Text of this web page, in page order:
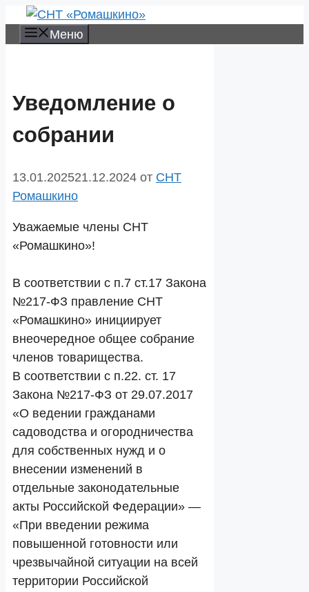
Перейти
Меню
Уведомление о
собрании
13.01.202521.12.2024 от СНТ
Ромашкино
Уважаемые члены СНТ
«Ромашкино»!
В соответствии с п.7 ст.17 Закона
№217-ФЗ правление СНТ
«Ромашкино» инициирует
внеочередное общее собрание
членов товарищества.
В соответствии с п.22. ст. 17
Закона №217-ФЗ от 29.07.2017
«О ведении гражданами
садоводства и огородничества
для собственных нужд и о
внесении изменений в
отдельные законодательные
акты Российской Федерации» —
«При введении режима
повышенной готовности или
чрезвычайной ситуации на всей
территории Российской